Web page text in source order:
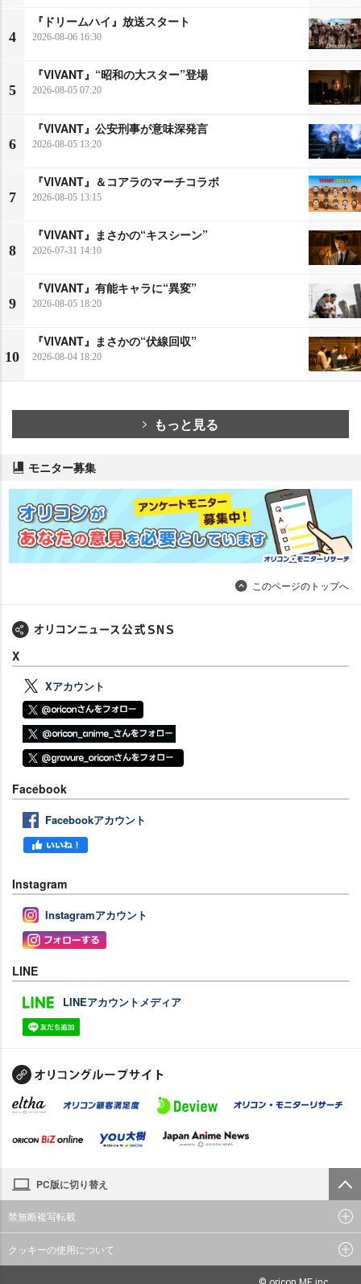
4
『ドリームハイ』放送スタート
2026-08-06 16:30
5
『VIVANT』“昭和の大スター”登場
2026-08-05 07:20
6
『VIVANT』公安刑事が意味深発言
2026-08-05 13:20
7
『VIVANT』＆コアラのマーチコラボ
2026-08-05 13:15
8
『VIVANT』まさかの“キスシーン”
2026-07-31 14:10
9
『VIVANT』有能キャラに“異変”
2026-08-05 18:20
10
『VIVANT』まさかの“伏線回収”
2026-08-04 18:20
もっと見る
モニター募集
このページのトップへ
X
Xアカウント
Facebook
Facebookアカウント
Instagram
Instagramアカウント
LINE
LINEアカウントメディア
PC版に切り替え
禁無断複写転載
クッキーの使用について